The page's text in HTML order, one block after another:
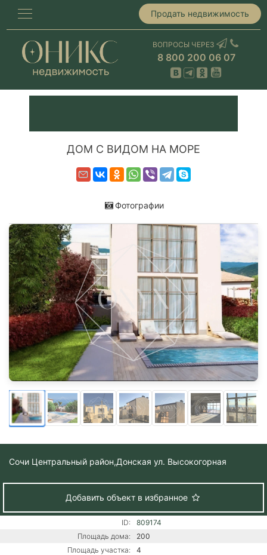
Продать недвижимость
ВОПРОСЫ ЧЕРЕЗ
8 800 200 06 07
ДОМ С ВИДОМ НА МОРЕ
Фотографии
Сочи Центральный район,Донская ул. Высокогорная
Добавить объект в избранное
ID:
809174
Площадь дома:
200
Площадь участка:
4